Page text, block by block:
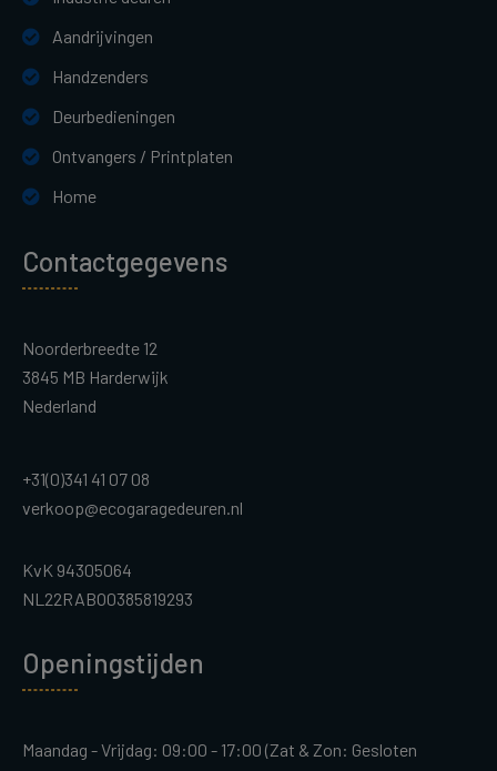
Aandrijvingen
Handzenders
Deurbedieningen
Ontvangers / Printplaten
Home
Contactgegevens
Noorderbreedte 12
3845 MB Harderwijk
Nederland
+31(0)341 41 07 08
verkoop@ecogaragedeuren.nl
KvK 94305064
NL22RABO0385819293
Openingstijden
Maandag - Vrijdag: 09:00 - 17:00 (Zat & Zon: Gesloten